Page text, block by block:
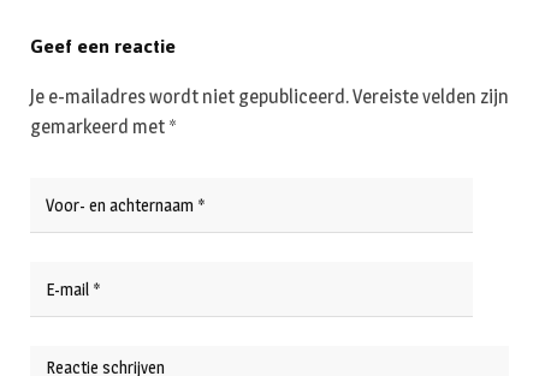
Geef een reactie
Je e-mailadres wordt niet gepubliceerd.Vereiste velden zijn
gemarkeerd met *